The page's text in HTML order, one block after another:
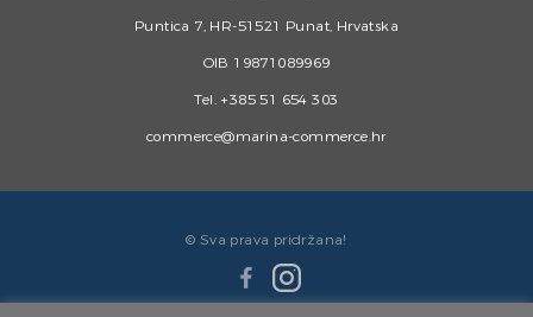
Puntica 7, HR-51521 Punat, Hrvatska
OIB 19871089969
Tel. +385 51 654 303
commerce@marina-commerce.hr
© Sva prava pridržana!